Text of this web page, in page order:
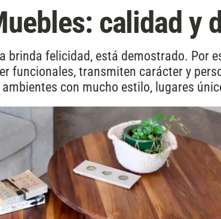
calidad y
brinda felicidad, está demostrado. Por
funcionales, transmiten carácter y
con mucho estilo, lugares